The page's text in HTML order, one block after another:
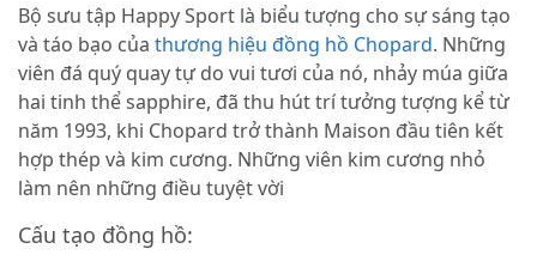
Bộ sưu tập Happy Sport là biểu tượng cho sự sáng tạo
và táo bạo của thương hiệu đồng hồ Chopard. Những
viên đá quý quay tự do vui tươi của nó, nhảy múa giữa
hai tinh thể sapphire, đã thu hút trí tưởng tượng kể từ
năm 1993, khi Chopard trở thành Maison đầu tiên kết
hợp thép và kim cương. Những viên kim cương nhỏ
làm nên những điều tuyệt vời
Cấu tạo đồng hồ: